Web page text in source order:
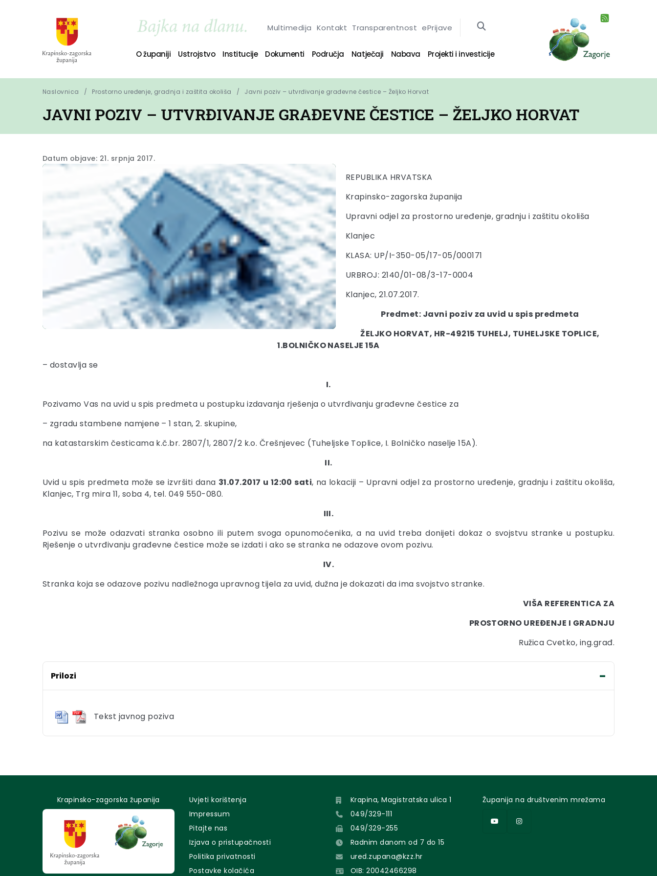
Multimedija Kontakt Transparentnost ePrijave
O županiji Ustrojstvo Institucije Dokumenti Područja Natječaji Nabava Projekti i investicije
Naslovnica Prostorno uređenje, gradnja i zaštita okoliša Javni poziv – utvrđivanje građevne čestice – Željko Horvat
JAVNI POZIV – UTVRĐIVANJE GRAĐEVNE ČESTICE – ŽELJKO HORVAT
Datum objave: 21. srpnja 2017.
REPUBLIKA HRVATSKA
Krapinsko-zagorska županija
Upravni odjel za prostorno uređenje, gradnju i zaštitu okoliša
Klanjec
KLASA: UP/I-350-05/17-05/000171
URBROJ: 2140/01-08/3-17-0004
Klanjec, 21.07.2017.
Predmet: Javni poziv za uvid u spis predmeta
ŽELJKO HORVAT, HR-49215 TUHELJ, TUHELJSKE TOPLICE,
1.BOLNIČKO NASELJE 15A
– dostavlja se
I.
Pozivamo Vas na uvid u spis predmeta u postupku izdavanja rješenja o utvrđivanju građevne čestice za
– zgradu stambene namjene – 1 stan, 2. skupine,
na katastarskim česticama k.č.br. 2807/1, 2807/2 k.o. Črešnjevec (Tuheljske Toplice, I. Bolničko naselje 15A).
II.
Uvid u spis predmeta može se izvršiti dana 31.07.2017 u 12:00 sati, na lokaciji – Upravni odjel za prostorno uređenje, gradnju i zaštitu okoliša,
Klanjec, Trg mira 11, soba 4, tel. 049 550-080.
III.
Pozivu se može odazvati stranka osobno ili putem svoga opunomoćenika, a na uvid treba donijeti dokaz o svojstvu stranke u postupku.
Rješenje o utvrđivanju građevne čestice može se izdati i ako se stranka ne odazove ovom pozivu.
IV.
Stranka koja se odazove pozivu nadležnoga upravnog tijela za uvid, dužna je dokazati da ima svojstvo stranke.
VIŠA REFERENTICA ZA
PROSTORNO UREĐENJE I GRADNJU
Ružica Cvetko, ing.građ.
Prilozi
Tekst javnog poziva
Krapinsko-zagorska županija
Uvjeti korištenja
Impressum
Pitajte nas
Izjava o pristupačnosti
Politika privatnosti
Postavke kolačića
Krapina, Magistratska ulica 1
049/329-111
049/329-255
Radnim danom od 7 do 15
ured.zupana@kzz.hr
OIB: 20042466298
Županija na društvenim mrežama